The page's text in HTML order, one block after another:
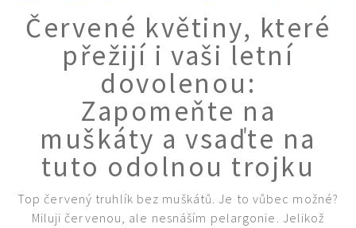
74 Kč
Červené květiny, které
přežijí i vaši letní
dovolenou:
Zapomeňte na
muškáty a vsaďte na
tuto odolnou trojku
Top červený truhlík bez muškátů. Je to vůbec možné?
Miluji červenou, ale nesnáším pelargonie. Jelikož